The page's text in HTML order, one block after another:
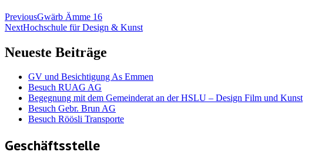
PreviousGwärb Ämme 16
NextHochschule für Design & Kunst
Neueste Beiträge
GV und Besichtigung As Emmen
Besuch RUAG AG
Begegnung mit dem Gemeinderat an der HSLU – Design Film und Kunst
Besuch Gebr. Brun AG
Besuch Röösli Transporte
Geschäftsstelle